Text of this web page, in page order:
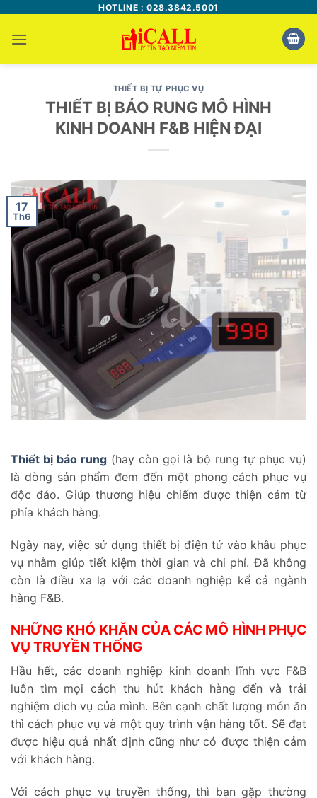
nội
dung
HOTLINE : 028.3842.5001
THIẾT BỊ TỰ PHỤC VỤ
THIẾT BỊ BÁO RUNG MÔ HÌNH
KINH DOANH F&B HIỆN ĐẠI
17
Th6
Thiết bị báo rung(hay còn gọi là bộ rung tự phục vụ)
là dòng sản phẩm đem đến một phong cách phục vụ
độc đáo. Giúp thương hiệu chiếm được thiện cảm từ
phía khách hàng.
Ngày nay, việc sử dụng thiết bị điện tử vào khâu phục
vụ nhằm giúp tiết kiệm thời gian và chi phí. Đã không
còn là điều xa lạ với các doanh nghiệp kể cả ngành
hàng F&B.
NHỮNG KHÓ KHĂN CỦA CÁC MÔ HÌNH PHỤC
VỤ TRUYỀN THỐNG
Hầu hết, các doanh nghiệp kinh doanh lĩnh vực F&B
luôn tìm mọi cách thu hút khách hàng đến và trải
nghiệm dịch vụ của mình. Bên cạnh chất lượng món ăn
thì cách phục vụ và một quy trình vận hàng tốt. Sẽ đạt
được hiệu quả nhất định cũng như có được thiện cảm
với khách hàng.
Với cách phục vụ truyền thống, thì bạn gặp thường